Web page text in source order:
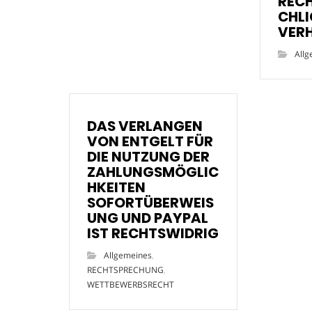
DAS VERLANGEN
VON ENTGELT FÜR
DIE NUTZUNG DER
ZAHLUNGSMÖGLIC
HKEITEN
SOFORTÜBERWEIS
UNG UND PAYPAL
IST RECHTSWIDRIG
Allgemeines,
RECHTSPRECHUNG,
WETTBEWERBSRECHT